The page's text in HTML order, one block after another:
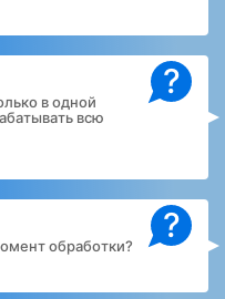
?
в одной
всю
?
обработки?